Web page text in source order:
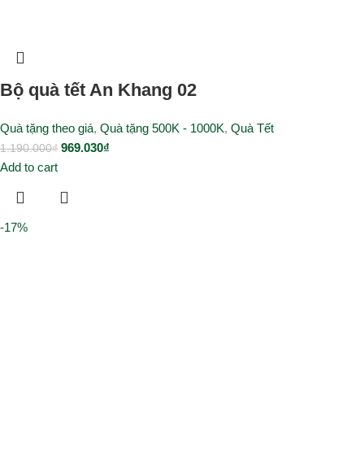
Bộ quà tết An Khang 02
Quà tặng theo giá, Quà tặng 500K - 1000K, Quà Tết
1.190.000₫ 969.030₫
Add to cart
-17%